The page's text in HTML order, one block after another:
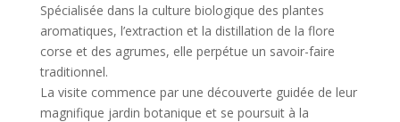
Spécialisée dans la culture biologique des plantes
aromatiques, l’extraction et la distillation de la flore
corse et des agrumes, elle perpétue un savoir-faire
traditionnel.
La visite commence par une découverte guidée de leur
magnifique jardin botanique et se poursuit à la